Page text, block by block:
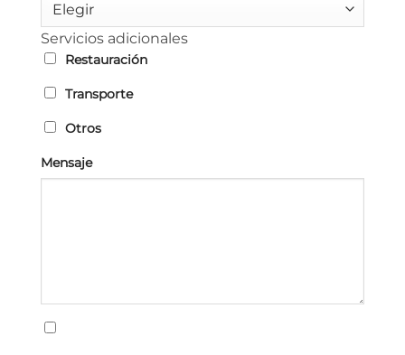
Elegir
Servicios adicionales
Restauración
Transporte
Otros
Mensaje